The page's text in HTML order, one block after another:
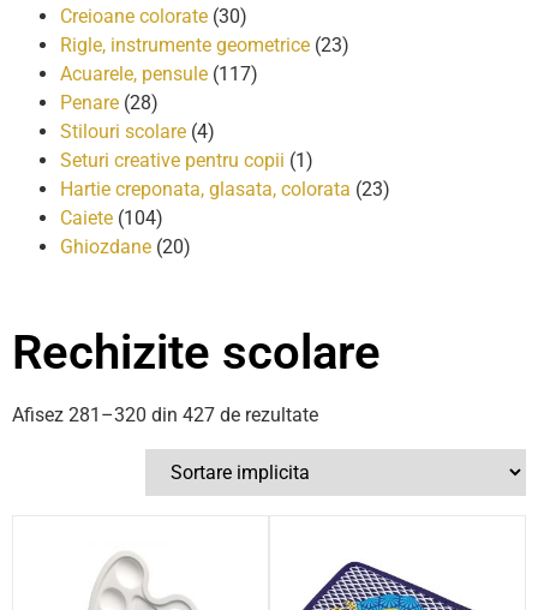
Creioane colorate (30)
Rigle, instrumente geometrice (23)
Acuarele, pensule (117)
Penare (28)
Stilouri scolare (4)
Seturi creative pentru copii (1)
Hartie creponata, glasata, colorata (23)
Caiete (104)
Ghiozdane (20)
Rechizite scolare
Afisez 281–320 din 427 de rezultate